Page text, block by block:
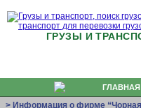
ГРУЗЫ И
ГЛАВНАЯ
> Информация о фирме